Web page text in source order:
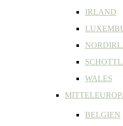
IRLAND
WALES
BELGIEN